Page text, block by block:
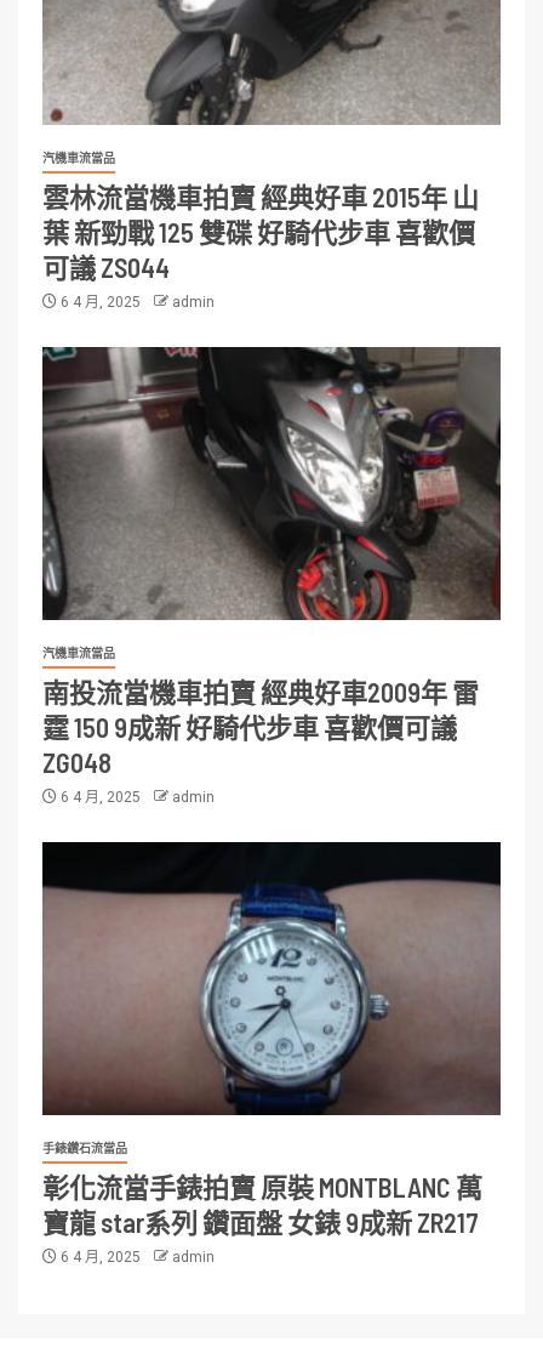
汽機車流當品
雲林流當機車拍賣 經典好車 2015年 山
葉 新勁戰 125 雙碟 好騎代步車 喜歡價
可議 ZS044
6 4 月, 2025 admin
汽機車流當品
南投流當機車拍賣 經典好車2009年 雷
霆 150 9成新 好騎代步車 喜歡價可議
ZG048
6 4 月, 2025 admin
手錶鑽石流當品
彰化流當手錶拍賣 原裝 MONTBLANC 萬
寶龍 star系列 鑽面盤 女錶 9成新 ZR217
6 4 月, 2025 admin